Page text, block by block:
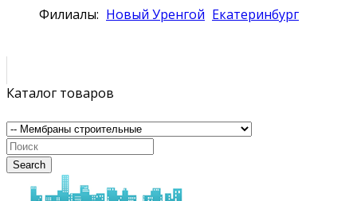
Филиалы: Новый Уренгой Екатеринбург
Каталог товаров
Search